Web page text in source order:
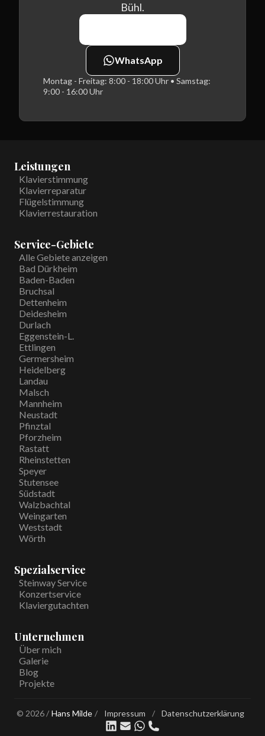
Bühl.
WhatsApp
Montag - Freitag: 8:00 - 18:00 Uhr • Samstag:
9:00 - 16:00 Uhr
Leistungen
Klavierstimmung
Klavierreparatur
Flügelstimmung
Klavierrestauration
Service-Gebiete
Alle Gebiete anzeigen
Bad Dürkheim
Baden-Baden
Bruchsal
Dettenheim
Deidesheim
Durlach
Eggenstein-L.
Ettlingen
Germersheim
Heidelberg
Landau
Malsch
Mannheim
Neustadt
Pfinztal
Pforzheim
Rastatt
Rheinstetten
Speyer
Stutensee
Südstadt
Walzbachtal
Weingarten
Weststadt
Wörth
Spezialservice
Steinway Service
Konzertservice
Klaviergutachten
Unternehmen
Über mich
Galerie
Blog
Projekte
© 2026/ Hans Milde / Impressum / Datenschutzerklärung